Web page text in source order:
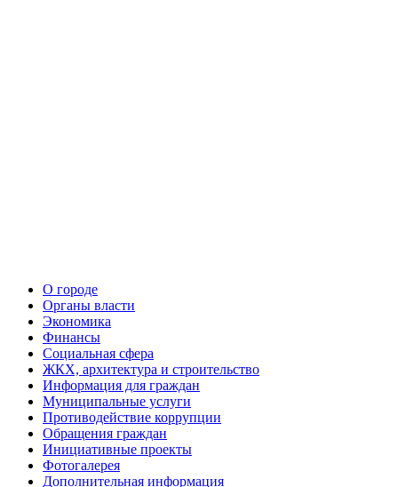
О городе
Органы власти
Экономика
Финансы
Социальная сфера
ЖКХ, архитектура и строительство
Информация для граждан
Муниципальные услуги
Противодействие коррупции
Обращения граждан
Инициативные проекты
Фотогалерея
Дополнительная информация